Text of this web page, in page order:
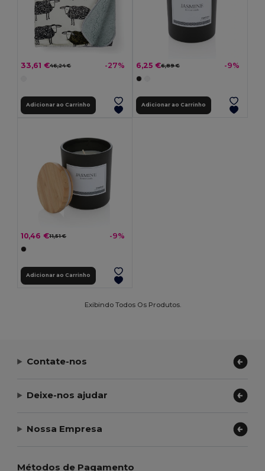
33,61 €46,24 € -27%
Adicionar ao Carrinho
6,25 €6,89 € -9%
Adicionar ao Carrinho
10,46 €11,51 € -9%
Adicionar ao Carrinho
Exibindo Todos Os Produtos.
Contate-nos
Deixe-nos ajudar
Nossa Empresa
Métodos de Pagamento